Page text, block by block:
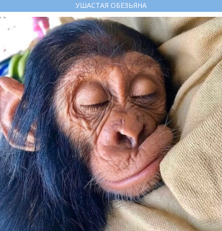
УШАСТАЯ ОБЕЗЬЯНА